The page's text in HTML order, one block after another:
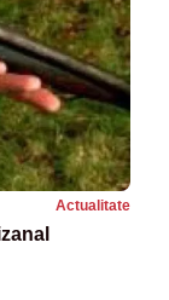
Actualitate